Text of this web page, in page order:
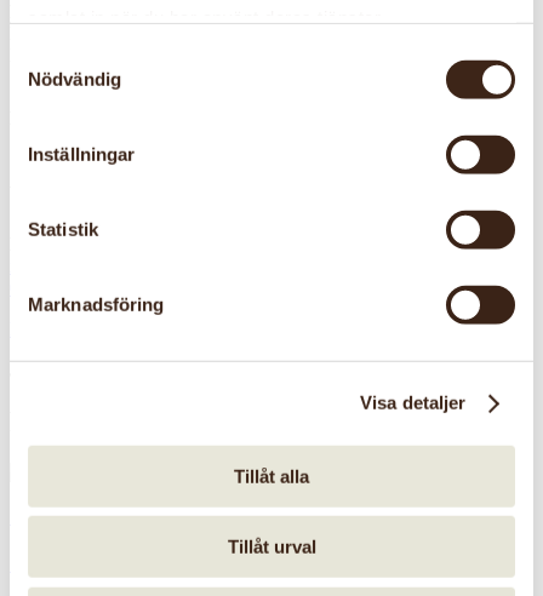
Nödvändig
Inställningar
Statistik
Marknadsföring
Visa detaljer
Tillåt alla
Tillåt urval
79232 Mora
5 - 6 dec, 2026